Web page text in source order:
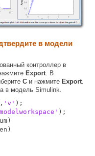
в модели
контроллер в
Export. В
C и нажмите Export.
в модель Simulink.
'v' );
);